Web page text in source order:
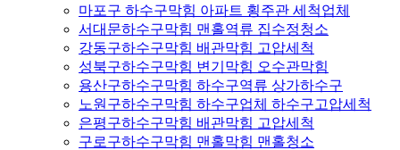
마포구 하수구막힘 아파트 횡주관 세척업체
서대문하수구막힘 맨홀역류 집수정청소
강동구하수구막힘 배관막힘 고압세척
성북구하수구막힘 변기막힘 오수관막힘
용산구하수구막힘 하수구역류 상가하수구
노원구하수구막힘 하수구업체 하수구고압세척
은평구하수구막힘 배관막힘 고압세척
구로구하수구막힘 맨홀막힘 맨홀청소